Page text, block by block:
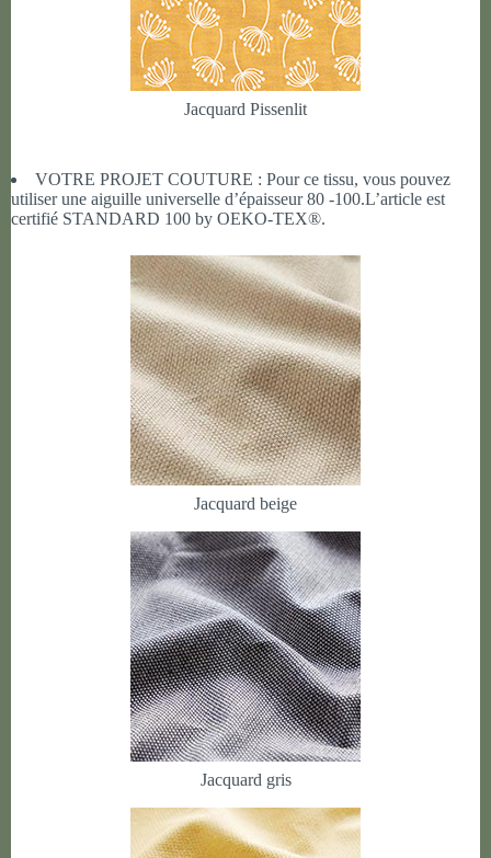
Jacquard Pissenlit
VOTRE PROJET COUTURE : Pour ce tissu, vous pouvez
utiliser une aiguille universelle d’épaisseur 80 -100.L’article est
certifié STANDARD 100 by OEKO-TEX®.
Jacquard beige
Jacquard gris